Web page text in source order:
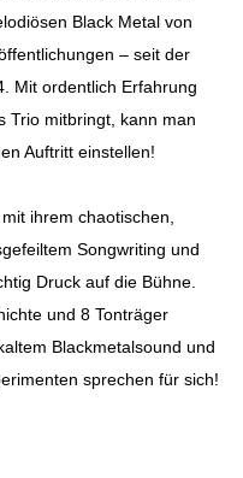
Black Metal von
– seit der
Mit ordentlich Erfahrung
Trio mitbringt, kann man
Auftritt einstellen!
ihrem chaotischen,
Songwriting und
Druck auf die Bühne.
und 8 Tonträger
Blackmetalsound und
sprechen für sich!